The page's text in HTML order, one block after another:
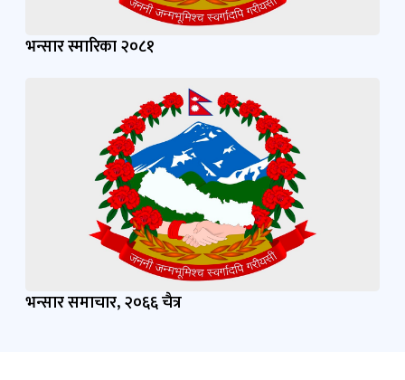
भन्सार समाचार, २०६६ चैत्र